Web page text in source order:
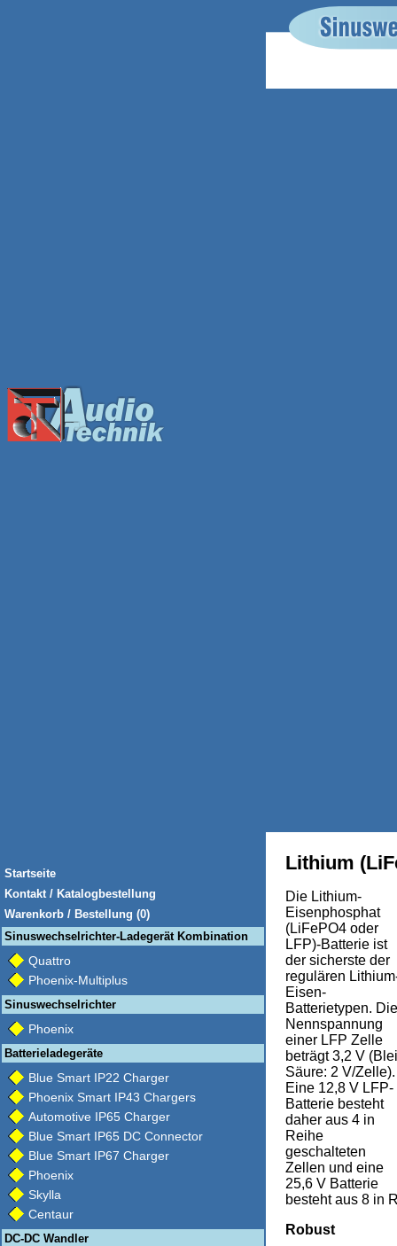
Startseite
Kontakt / Katalogbestellung
Warenkorb / Bestellung (0)
Sinuswechselrichter-Ladegerät Kombination
Quattro
Phoenix-Multiplus
Sinuswechselrichter
Phoenix
Batterieladegeräte
Blue Smart IP22 Charger
Phoenix Smart IP43 Chargers
Automotive IP65 Charger
Blue Smart IP65 DC Connector
Blue Smart IP67 Charger
Phoenix
Skylla
Centaur
DC-DC Wandler
Lithium
Die Lithium-
Eisenphosphat
(LiFePO4 oder
LFP)-Batterie ist
der sicherste der
regulären
Eisen-
Batterietypen. Die
Nennspannung
einer LFP Zelle
beträgt 3,2 V
Säure: 2 V/Zelle).
Eine 12,8 V LFP-
Batterie besteht
daher aus 4 in
Reihe
geschalteten
Zellen und eine
25,6 V Batterie
besteht aus 8 in
Robust